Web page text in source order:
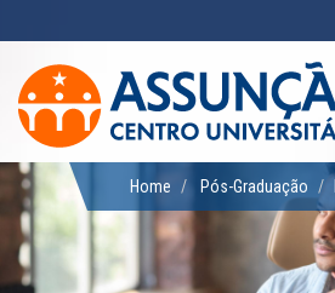
conteúdo
principal
Home Pós-Graduação